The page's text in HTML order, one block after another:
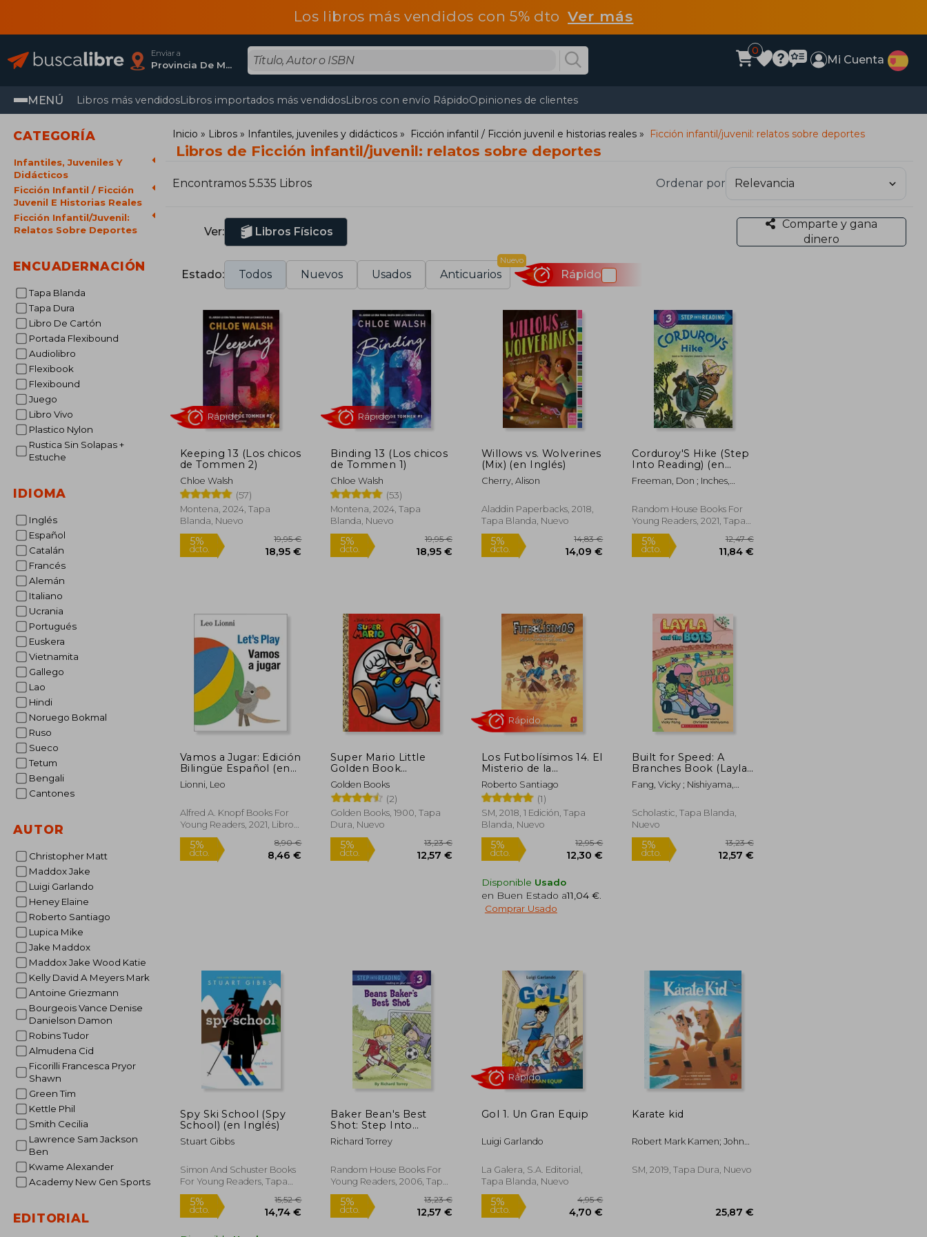
Los libros más vendidos con 5% dtoVer más
Enviar a
Provincia De Madrid
0
Mi Cuenta
MENÚ Libros más vendidosLibros importados más vendidosLibros con envío RápidoOpiniones de clientes
CATEGORÍA
Infantiles, Juveniles Y
Didácticos
Ficción Infantil / Ficción
Juvenil E Historias Reales
Ficción Infantil/Juvenil:
Relatos Sobre Deportes
ENCUADERNACIÓN
Tapa Blanda
Tapa Dura
Libro De Cartón
Portada Flexibound
Audiolibro
Flexibook
Flexibound
Juego
Libro Vivo
Plastico Nylon
Rustica Sin Solapas +
Estuche
IDIOMA
Inglés
Español
Catalán
Francés
Alemán
Italiano
Ucrania
Portugués
Euskera
Vietnamita
Gallego
Lao
Hindi
Noruego Bokmal
Ruso
Sueco
Tetum
Bengali
Cantones
AUTOR
Christopher Matt
Maddox Jake
Luigi Garlando
Heney Elaine
Roberto Santiago
Lupica Mike
Jake Maddox
Maddox Jake Wood Katie
Kelly David A Meyers Mark
Antoine Griezmann
Bourgeois Vance Denise
Danielson Damon
Robins Tudor
Almudena Cid
Ficorilli Francesca Pryor
Shawn
Green Tim
Kettle Phil
Smith Cecilia
Lawrence Sam Jackson
Ben
Kwame Alexander
Academy New Gen Sports
EDITORIAL
Inicio Libros Infantiles, juveniles y didácticos Ficción infantil / Ficción juvenil e historias reales Ficción infantil/juvenil: relatos sobre deportes
Libros de Ficción infantil/juvenil: relatos sobre deportes
Encontramos 5.535 Libros Ordenar por
Ver: Libros Físicos
Comparte y gana
dinero
Estado: Todos Nuevos Usados Anticuarios
Nuevo
Rápido
Keeping 13 (Los chicos
de Tommen 2)
Chloe Walsh
(57)
Montena, 2024, Tapa
Blanda, Nuevo
Rápido
Binding 13 (Los chicos
de Tommen 1)
Chloe Walsh
(53)
Montena, 2024, Tapa
Blanda, Nuevo
18,95 €
Rápido
Willows vs. Wolverines
(Mix) (en Inglés)
Cherry, Alison
Aladdin Paperbacks, 2018,
Tapa Blanda, Nuevo
14,09 €
Corduroy'S Hike (Step
Into Reading) (en
Inglés)
Freeman, Don ; Inches,
Random House Books For
Young Readers, 2021, Tapa
Blanda, Nuevo
Vamos a Jugar: Edición
Bilingüe Español (en
Inglés)
Lionni, Leo
Alfred A. Knopf Books For
Young Readers, 2021, Libro
De Cartón, Nuevo
Super Mario Little
Golden Book
(Nintendo) (en Inglés)
Golden Books
(2)
Golden Books, 1900, Tapa
Dura, Nuevo
Los Futbolísimos 14. El
Misterio de la
Tormenta de Arena
Roberto Santiago
(1)
SM, 2018, 1 Edición, Tapa
Blanda, Nuevo
Disponible Usado
en Buen Estado a11,04 €.
Comprar Usado
Built for Speed: A
Branches Book (Layla
and the Bots #2),
Volume 2 (Layla and
Branches) (en Inglés)
Fang, Vicky ; Nishiyama,
Scholastic, Tapa Blanda,
Nuevo
Spy Ski School (Spy
School) (en Inglés)
Stuart Gibbs
Simon And Schuster Books
For Young Readers, Tapa
Blanda, Nuevo
Baker Bean's Best
Shot: Step Into
Reading 3 (Step Into
Reading. Step 3) (en
Richard Torrey
Random House Books For
Young Readers, 2006, Tapa
Blanda, Nuevo
Gol 1. Un Gran Equip
Luigi Garlando
La Galera, S.A. Editorial,
Tapa Blanda, Nuevo
Rápido
Karate kid
Robert Mark Kamen; John
SM, 2019, Tapa Dura, Nuevo